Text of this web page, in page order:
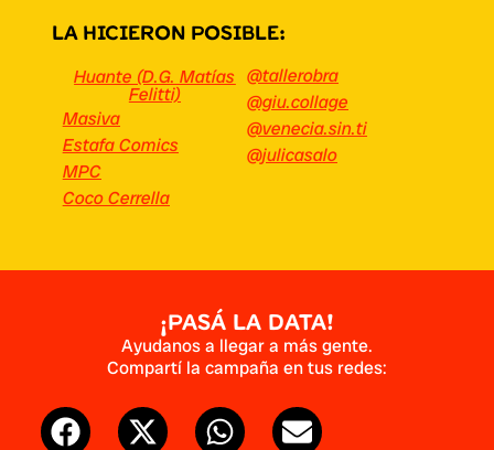
LA HICIERON POSIBLE:
Huante (D.G. Matías
Felitti)
Masiva
Estafa Comics
MPC
Coco Cerrella
@tallerobra
@giu.collage
@venecia.sin.ti
@julicasalo
¡PASá LA DATA!
Ayudanos a llegar a más gente.
Compartí la campaña en tus redes: